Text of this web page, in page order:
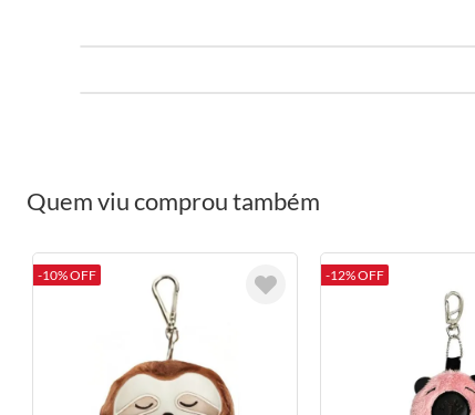
Quem viu comprou também
-10% OFF -12% OFF